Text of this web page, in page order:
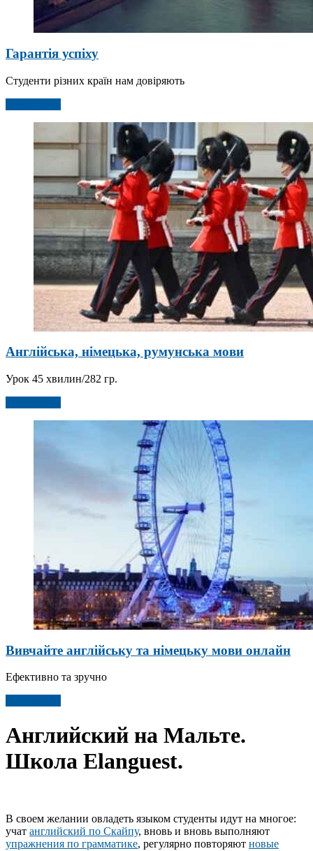
Гарантія успіху
Студенти різних країн нам довіряють
Англійська, німецька, румунська мови
Урок 45 хвилин/282 гр.
Вивчайте англійську та німецьку мови онлайн
Ефективно та зручно
Английский на Мальте.
Школа Elanguest.
В своем желании овладеть языком студенты идут на многое:
учат английский по Скайпу, вновь и вновь выполняют
упражнения по грамматике, регулярно повторяют новые